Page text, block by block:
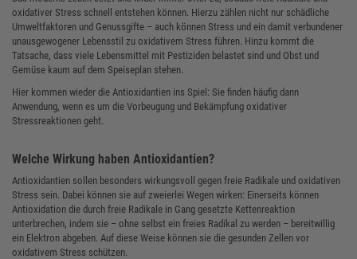
oxidativer Stress schnell entstehen können. Hierzu zählen nicht nur schädliche
Umweltfaktoren und Genussgifte – auch können Stress und ein damit verbundener
unausgewogener Lebensstil zu oxidativem Stress führen. Hinzu kommt die
Tatsache, dass viele Lebensmittel mit Pestiziden belastet sind und Obst und
Gemüse kaum auf dem Speiseplan stehen.
Hier kommen wieder die Antioxidantien ins Spiel: Sie finden häufig dann
Anwendung, wenn es um die Vorbeugung und Bekämpfung oxidativer
Stressreaktionen geht.
Welche Wirkung haben Antioxidantien?
Antioxidantien sollen besonders wirkungsvoll gegen freie Radikale und oxidativen
Stress sein. Dabei können sie auf zweierlei Wegen wirken: Einerseits können
Antioxidation die durch freie Radikale in Gang gesetzte Kettenreaktion
unterbrechen, indem sie – ohne selbst ein freies Radikal zu werden – bereitwillig
ein Elektron abgeben. Auf diese Weise können sie die gesunden Zellen vor
oxidativem Stress schützen.